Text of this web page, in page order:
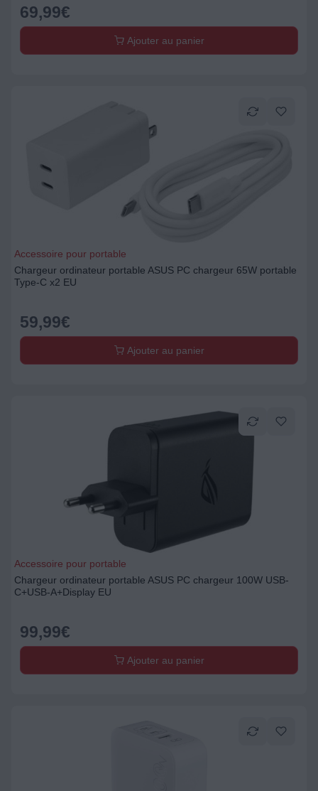
69,99€
Ajouter au panier
Accessoire pour portable
Chargeur ordinateur portable ASUS PC chargeur 65W portable
Type-C x2 EU
59,99€
Ajouter au panier
Accessoire pour portable
Chargeur ordinateur portable ASUS PC chargeur 100W USB-
C+USB-A+Display EU
99,99€
Ajouter au panier